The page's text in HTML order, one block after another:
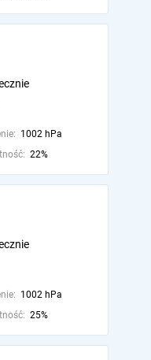
1002 hPa
22%
1002 hPa
25%